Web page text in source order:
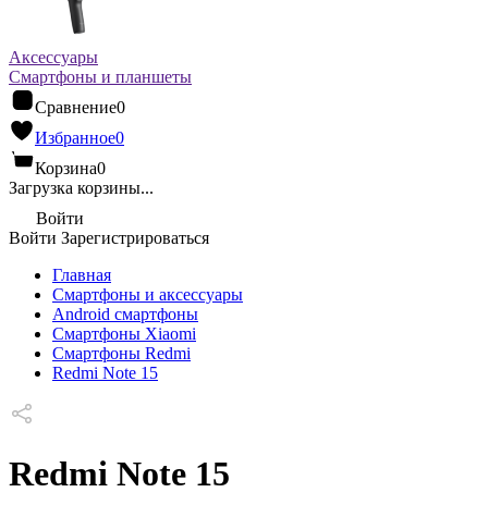
Аксессуары
Смартфоны и планшеты
Сравнение0
Избранное0
Корзина0
Загрузка корзины...
Войти
Войти Зарегистрироваться
Главная
Смартфоны и аксессуары
Android cмартфоны
Смартфоны Xiaomi
Смартфоны Redmi
Redmi Note 15
Redmi Note 15